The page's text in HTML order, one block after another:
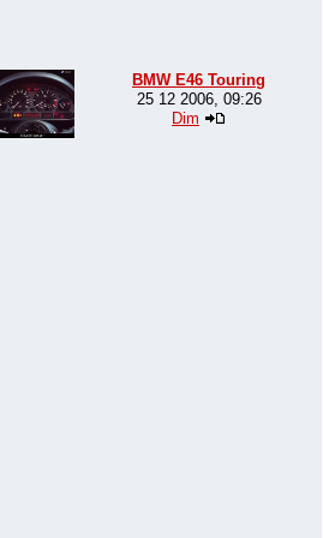
BMW E46 Touring
25 12 2006, 09:26
Dim